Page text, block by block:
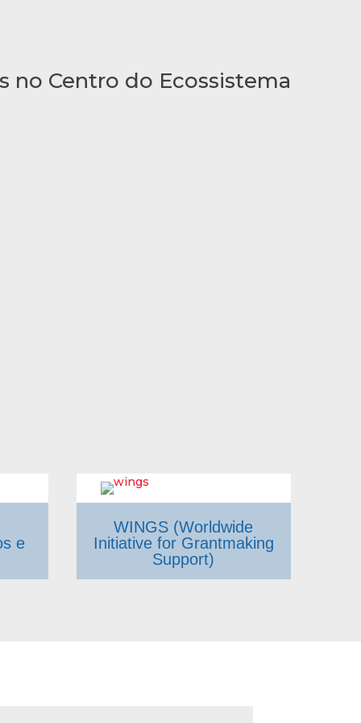
no Centro do Ecossistema
e
WINGS (Worldwide
Initiative for Grantmaking
Support)